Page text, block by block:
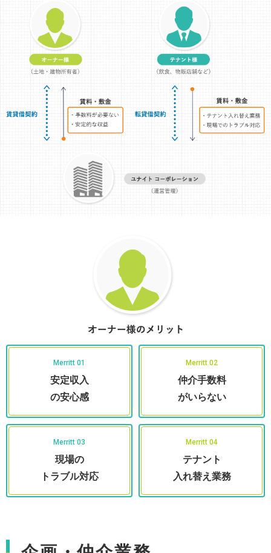
安定収入
の安心感
仲介手数料
がいらない
現場の
トラブル対応
テナント
入れ替え業務